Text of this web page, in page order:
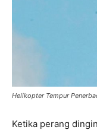
Helikopter Tempur
Ketika perang